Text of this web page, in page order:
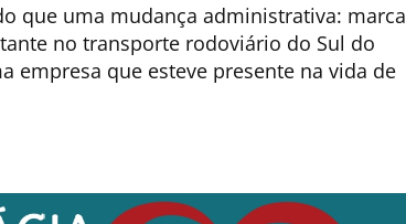
que uma mudança administrativa: marca
no transporte rodoviário do Sul do
empresa que esteve presente na vida de